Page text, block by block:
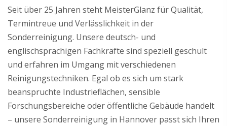
Seit über 25 Jahren steht MeisterGlanz für Qualität,
Termintreue und Verlässlichkeit in der
Sonderreinigung. Unsere deutsch- und
englischsprachigen Fachkräfte sind speziell geschult
und erfahren im Umgang mit verschiedenen
Reinigungstechniken. Egal ob es sich um stark
beanspruchte Industrieflächen, sensible
Forschungsbereiche oder öffentliche Gebäude handelt
– unsere Sonderreinigung in Hannover passt sich Ihren